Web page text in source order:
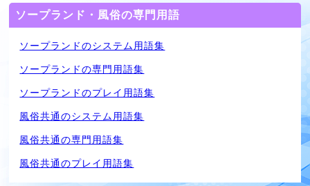
ソープランド・風俗の専門用語
ソープランドのシステム用語集
ソープランドの専門用語集
ソープランドのプレイ用語集
風俗共通のシステム用語集
風俗共通の専門用語集
風俗共通のプレイ用語集